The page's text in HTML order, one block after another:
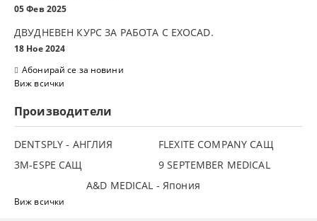
05 Фев 2025
ДВУДНЕВЕН КУРС ЗА РАБОТА С ЕXOCAD.
18 Ное 2024
Абонирай се за новини
Виж всички
Производители
DENTSPLY - АНГЛИЯ
FLEXITE COMPANY САЩ
3М-ESPE САЩ
9 SEPTEMBER MEDICAL
A&D MEDICAL - Япония
Виж всички